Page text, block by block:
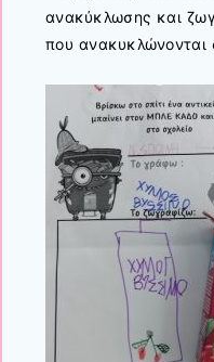
ανακύκλωσης και
που ανακυκλώνονται